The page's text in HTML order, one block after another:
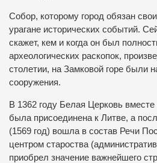
Собор, которому город обязан
урагане исторических событий.
скажет, кем и когда он был
археологических раскопок,
столетии, на Замковой горе были
сооружения.
В 1362 году Белая Церковь
была присоединена к Литве, а
(1569 год) вошла в состав Речи
центром староства
приобрел значение важнейшего